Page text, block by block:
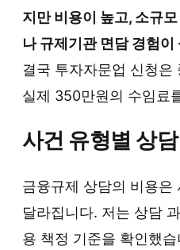
지만 비용이 높고, 소규
나 규제기관 면담 경험
결국 투자자문업 신청은
실제 350만원의 수임료
사건 유형별 상
금융규제 상담의 비용은
달라집니다. 저는 상담
용 책정 기준을 확인했